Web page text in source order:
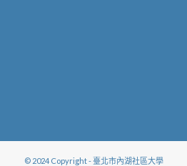
© 2024 Copyright - 臺北市內湖社區大學